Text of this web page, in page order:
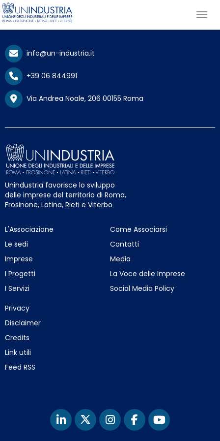
info@un-industria.it
+39 06 844991
Via Andrea Noale, 206 00155 Roma
Unindustria favorisce lo sviluppo
delle imprese del territorio di Roma,
Frosinone, Latina, Rieti e Viterbo
L'Associazione
Le sedi
Imprese
I Progetti
I Servizi
Come Associarsi
Contatti
Media
La Voce delle Imprese
Social Media Policy
Privacy
Disclaimer
Credits
Link utili
Feed RSS